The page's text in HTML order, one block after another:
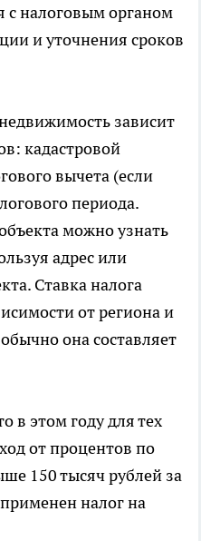
с налоговым органом
и уточнения сроков
зависит
кадастровой
вычета (если
периода.
можно узнать
адрес или
Ставка налога
от региона и
она составляет
в этом году для тех
от процентов по
150 тысяч рублей за
налог на